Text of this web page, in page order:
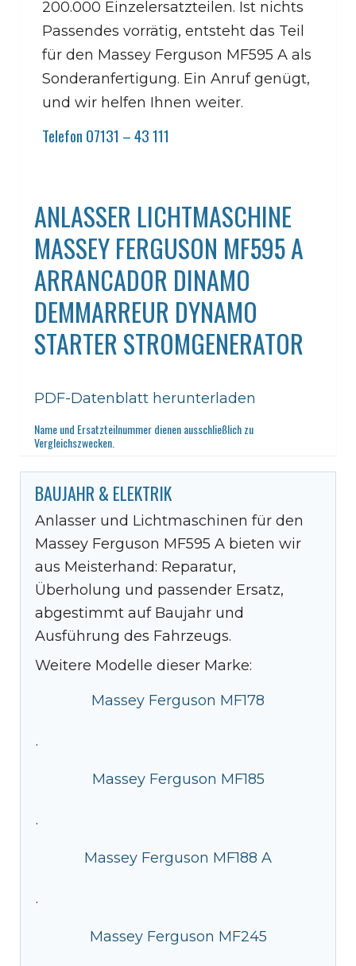
200.000 Einzelersatzteilen. Ist nichts
Passendes vorrätig, entsteht das Teil
für den Massey Ferguson MF595 A als
Sonderanfertigung. Ein Anruf genügt,
und wir helfen Ihnen weiter.
Telefon 07131 – 43 111
ANLASSER LICHTMASCHINE
MASSEY FERGUSON MF595 A
ARRANCADOR DINAMO
DEMMARREUR DYNAMO
STARTER STROMGENERATOR
PDF-Datenblatt herunterladen
Name und Ersatzteilnummer dienen ausschließlich zu
Vergleichszwecken.
BAUJAHR & ELEKTRIK
Anlasser und Lichtmaschinen für den
Massey Ferguson MF595 A bieten wir
aus Meisterhand: Reparatur,
Überholung und passender Ersatz,
abgestimmt auf Baujahr und
Ausführung des Fahrzeugs.
Weitere Modelle dieser Marke:
Massey Ferguson MF178
·
Massey Ferguson MF185
·
Massey Ferguson MF188 A
·
Massey Ferguson MF245